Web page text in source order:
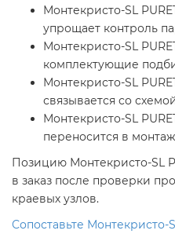
Монтекристо-SL
упрощает контроль
Монтекристо-SL
комплектующие
Монтекристо-SL
связывается со
Монтекристо-SL
переносится в
Позицию Монтекристо-SL
в заказ после проверки
краевых узлов.
Сопоставьте Монтекристо-